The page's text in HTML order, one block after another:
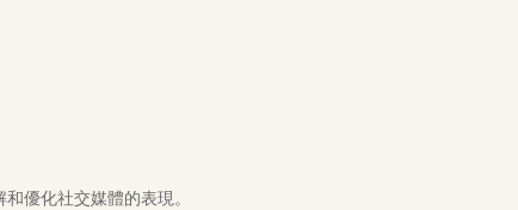
和優化社交媒體的表現。